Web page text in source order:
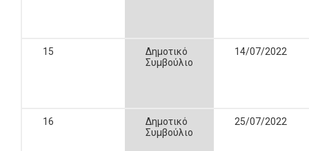
15
Δημοτικό
Συμβούλιο
14/07/2022
16
Δημοτικό
Συμβούλιο
25/07/2022